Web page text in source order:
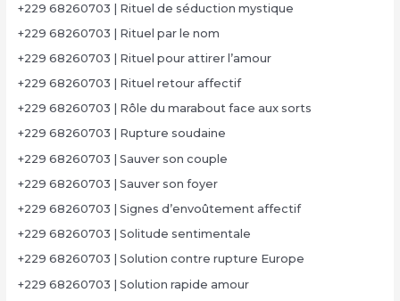
+229 68260703 | Rituel de séduction mystique
+229 68260703 | Rituel par le nom
+229 68260703 | Rituel pour attirer l’amour
+229 68260703 | Rituel retour affectif
+229 68260703 | Rôle du marabout face aux sorts
+229 68260703 | Rupture soudaine
+229 68260703 | Sauver son couple
+229 68260703 | Sauver son foyer
+229 68260703 | Signes d’envoûtement affectif
+229 68260703 | Solitude sentimentale
+229 68260703 | Solution contre rupture Europe
+229 68260703 | Solution rapide amour